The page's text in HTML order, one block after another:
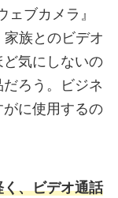
ェブカメラ』
族とのビデオ
気にしないの
ろう。ビジネ
に使用するの
、ビデオ通話